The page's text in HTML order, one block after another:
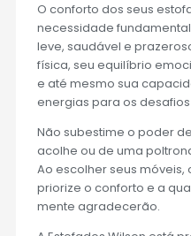
O conforto dos seus
necessidade
leve, saudável e
física, seu equilíbrio
e até mesmo sua
energias para os
Não subestime o poder
acolhe ou de uma
Ao escolher seus
priorize o conforto e a
mente agradecerão.